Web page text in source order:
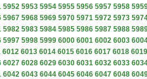
5952 5953 5954 5955 5956 5957 5958
5967 5968 5969 5970 5971 5972 5973
5982 5983 5984 5985 5986 5987 5988
5997 5998 5999 6000 6001 6002 6003
6012 6013 6014 6015 6016 6017 6018 6019
6027 6028 6029 6030 6031 6032 6033
6042 6043 6044 6045 6046 6047 6048